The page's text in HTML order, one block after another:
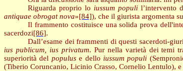
Riguarda proprio lo iussum populil’intervento
antiquae obrogat nova»[84]), che il giurista argomenta
Il frammento costituisce una solida prova
sacerdozi[86].
Dall’esame dei frammenti di questi sacerdoti-
ius publicum, ius privatum. Pur nella varietà dei temi
superiorità del populuse dello iussum populi
(Tiberio Coruncanio, Licinio Crasso, Cornelio Lentulo), e